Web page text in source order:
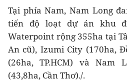
Tại phía Nam, Nam Long
tiến độ loạt dự án khu
Waterpoint rộng 355ha tại
An cũ), Izumi City (170ha,
(26ha, TP.HCM) và Nam
(43,8ha, Cần Thơ)./.